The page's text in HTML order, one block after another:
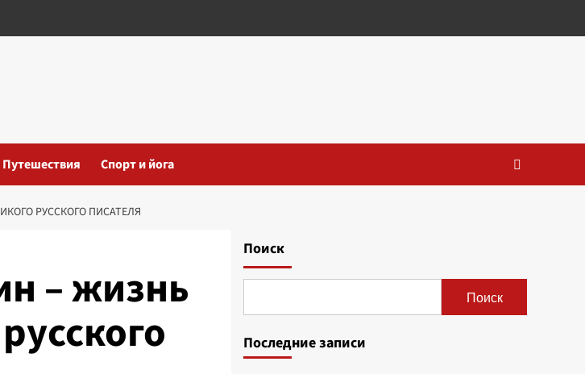
Путешествия Спорт и йога
РУССКОГО ПИСАТЕЛЯ
– жизнь
Поиск
Поиск
Последние записи